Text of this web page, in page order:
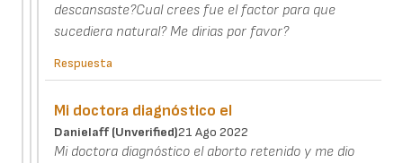
descansaste?Cual crees fue el factor para que
sucediera natural? Me dirias por favor?
Respuesta
Mi doctora diagnóstico el
Danielaff (unverified)21 Ago 2022
Mi doctora diagnóstico el aborto retenido y me dio